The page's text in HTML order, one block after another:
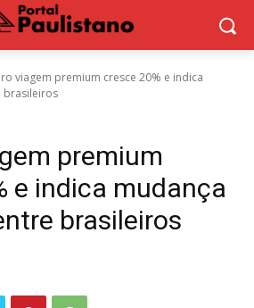
viagem premium cresce 20% e indica
brasileiros
premium
e indica mudança
brasileiros